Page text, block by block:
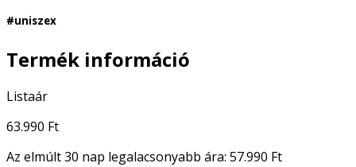
#uniszex
Termék információ
Listaár
63.990 Ft
Az elmúlt 30 nap legalacsonyabb ára: 57.990 Ft